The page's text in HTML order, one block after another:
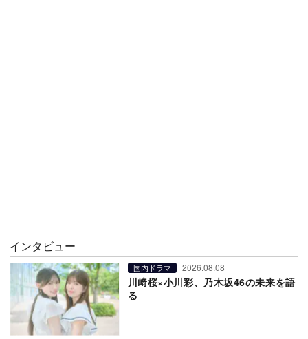
インタビュー
国内ドラマ 2026.08.08
川﨑桜×小川彩、乃木坂46の未来を語
る